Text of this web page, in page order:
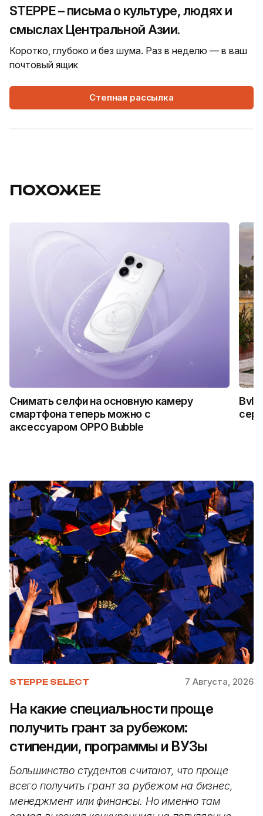
STEPPE – письма о культуре, людях и
смыслах Центральной Азии.
Коротко, глубоко и без шума. Раз в неделю — в ваш
почтовый ящик
Степная рассылка
ПОХОЖЕЕ
Снимать селфи на основную камеру
смартфона теперь можно с
аксессуаром OPPO Bubble
STEPPE SELECT 7 Августа, 2026
На какие специальности проще
получить грант за рубежом:
стипендии, программы и ВУЗы
Большинство студентов считают, что проще
всего получить грант за рубежом на бизнес,
менеджмент или финансы. Но именно там